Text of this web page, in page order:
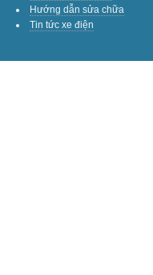
Hướng dẫn sửa chữa
Tin tức xe điện